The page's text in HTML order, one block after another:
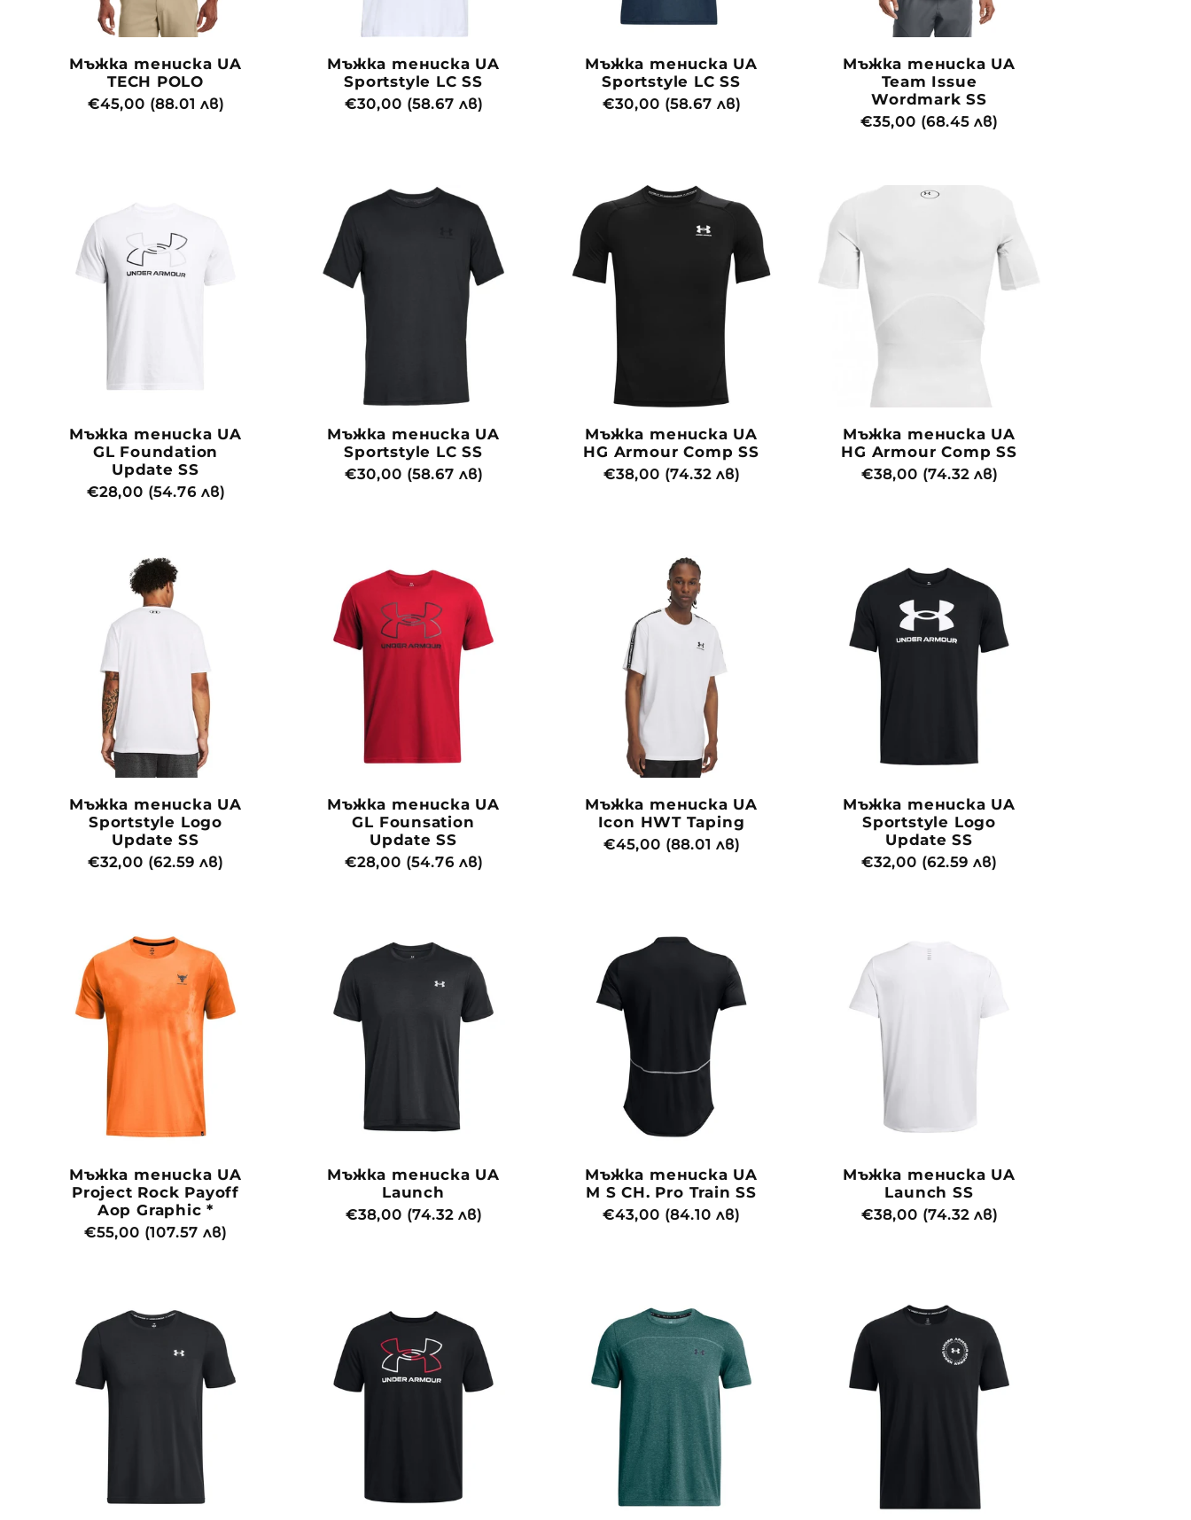
:
Мъжка тениска UA
TECH POLO
Обичайна
€45,00 (88.01 лв)
Мъжка тениска UA
Sportstyle LC SS
Обичайна
€30,00 (58.67 лв)
Мъжка тениска UA
Sportstyle LC SS
Обичайна
€30,00 (58.67 лв)
Мъжка тениска UA
Team Issue
Wordmark SS
Обичайна
€35,00 (68.45 лв)
Мъжка тениска UA
GL Foundation
Update SS
Обичайна
€28,00 (54.76 лв)
Мъжка тениска UA
Sportstyle LC SS
Обичайна
€30,00 (58.67 лв)
Мъжка тениска UA
HG Armour Comp SS
Обичайна
€38,00 (74.32 лв)
Мъжка тениска UA
HG Armour Comp SS
Обичайна
€38,00 (74.32 лв)
Мъжка тениска UA
Sportstyle Logo
Update SS
Обичайна
€32,00 (62.59 лв)
Мъжка тениска UA
GL Founsation
Update SS
Обичайна
€28,00 (54.76 лв)
Мъжка тениска UA
Icon HWT Taping
Обичайна
€45,00 (88.01 лв)
Мъжка тениска UA
Sportstyle Logo
Update SS
Обичайна
€32,00 (62.59 лв)
Мъжка тениска UA
Project Rock Payoff
Aop Graphic *
Обичайна
€55,00 (107.57 лв)
Мъжка тениска UA
Launch
Обичайна
€38,00 (74.32 лв)
Мъжка тениска UA
M S CH. Pro Train SS
Обичайна
€43,00 (84.10 лв)
Мъжка тениска UA
Launch SS
Обичайна
€38,00 (74.32 лв)